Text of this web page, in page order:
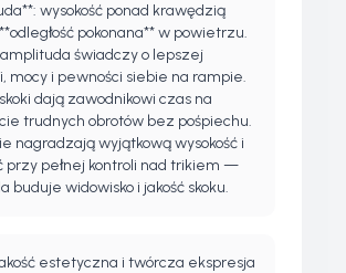
wysokość ponad krawędzią
pokonana** w powietrzu.
świadczy o lepszej
mocy i pewności siebie na rampie.
dają zawodnikowi czas na
trudnych obrotów bez pośpiechu.
nagradzają wyjątkową wysokość i
przy pełnej kontroli nad trikiem —
buduje widowisko i jakość skoku.
estetyczna i twórcza ekspresja